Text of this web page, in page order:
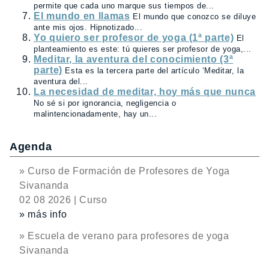
permite que cada uno marque sus tiempos de...
El mundo en llamas El mundo que conozco se diluye
ante mis ojos. Hipnotizado...
Yo quiero ser profesor de yoga (1ª parte) El
planteamiento es este: tú quieres ser profesor de yoga,...
Meditar, la aventura del conocimiento (3ª
parte) Esta es la tercera parte del artículo ‘Meditar, la
aventura del...
La necesidad de meditar, hoy más que nunca
No sé si por ignorancia, negligencia o
malintencionadamente, hay un...
Agenda
» Curso de Formación de Profesores de Yoga
Sivananda
02 08 2026 | Curso
» más info
» Escuela de verano para profesores de yoga
Sivananda